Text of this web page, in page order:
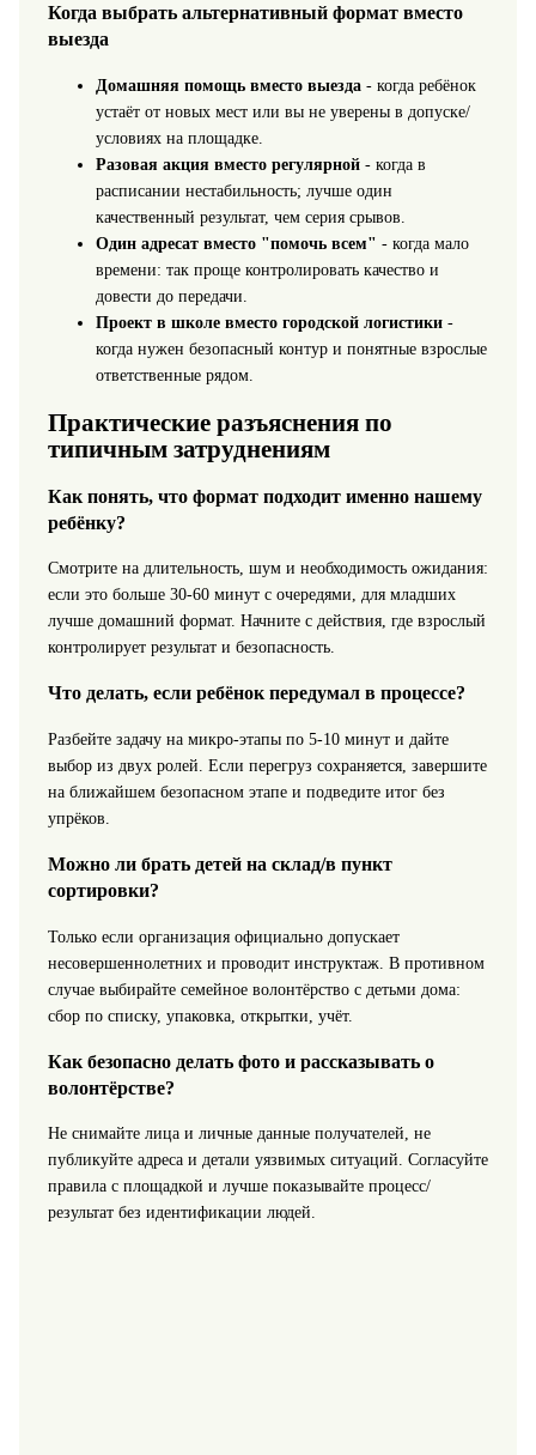
Когда выбрать альтернативный формат вместо
выезда
Домашняя помощь вместо выезда- когда ребёнок
устаёт от новых мест или вы не уверены в допуске/
условиях на площадке.
Разовая акция вместо регулярной- когда в
расписании нестабильность; лучше один
качественный результат, чем серия срывов.
Один адресат вместо "помочь всем" - когда мало
времени: так проще контролировать качество и
довести до передачи.
Проект в школе вместо городской логистики-
когда нужен безопасный контур и понятные взрослые
ответственные рядом.
Практические разъяснения по
типичным затруднениям
Как понять, что формат подходит именно нашему
ребёнку?
Смотрите на длительность, шум и необходимость ожидания:
если это больше 30-60 минут с очередями, для младших
лучше домашний формат. Начните с действия, где взрослый
контролирует результат и безопасность.
Что делать, если ребёнок передумал в процессе?
Разбейте задачу на микро-этапы по 5-10 минут и дайте
выбор из двух ролей. Если перегруз сохраняется, завершите
на ближайшем безопасном этапе и подведите итог без
упрёков.
Можно ли брать детей на склад/в пункт
сортировки?
Только если организация официально допускает
несовершеннолетних и проводит инструктаж. В противном
случае выбирайте семейное волонтёрство с детьми дома:
сбор по списку, упаковка, открытки, учёт.
Как безопасно делать фото и рассказывать о
волонтёрстве?
Не снимайте лица и личные данные получателей, не
публикуйте адреса и детали уязвимых ситуаций. Согласуйте
правила с площадкой и лучше показывайте процесс/
результат без идентификации людей.